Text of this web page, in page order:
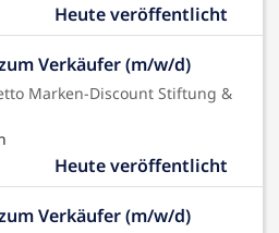
Heute veröffentlicht
Verkäufer (m/w/d)
Marken-Discount Stiftung &
Heute veröffentlicht
Verkäufer (m/w/d)